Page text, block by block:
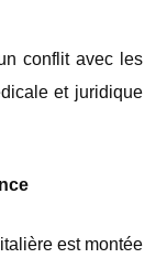
conflit avec les
et juridique
est montée